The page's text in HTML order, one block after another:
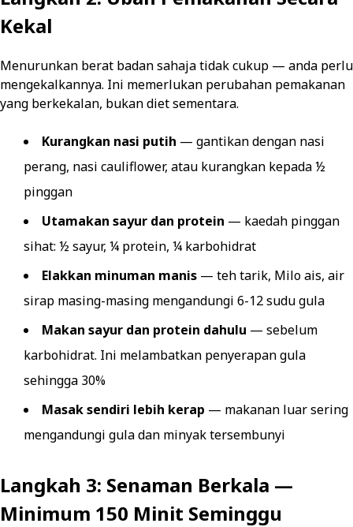
Kekal
Menurunkan berat badan sahaja tidak cukup — anda perlu
mengekalkannya. Ini memerlukan perubahan pemakanan
yang berkekalan, bukan diet sementara.
Kurangkan nasi putih — gantikan dengan nasi
perang, nasi cauliflower, atau kurangkan kepada ½
pinggan
Utamakan sayur dan protein — kaedah pinggan
sihat: ½ sayur, ¼ protein, ¼ karbohidrat
Elakkan minuman manis — teh tarik, Milo ais, air
sirap masing-masing mengandungi 6-12 sudu gula
Makan sayur dan protein dahulu — sebelum
karbohidrat. Ini melambatkan penyerapan gula
sehingga 30%
Masak sendiri lebih kerap — makanan luar sering
mengandungi gula dan minyak tersembunyi
Langkah 3: Senaman Berkala —
Minimum 150 Minit Seminggu